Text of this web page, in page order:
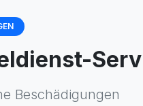
Beschädigungen